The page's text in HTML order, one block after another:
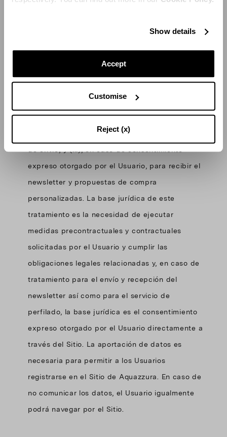
Show details
Accept
Customise
Reject (x)
solicitudes del Usuario.
Los datos comunicados por los Usuarios
rellenando el formulario en la sección "Crea Tu
Cuenta" del Sitio serán tratados para: (i)
permitir al Usuario acceder a su área privada;
(ii) efectuar compras de Productos sin tener
que ingresar cada vez los datos de contacto y
expreso otorgado por el Usuario, para recibir el
newsletter y propuestas de compra
personalizadas. La base jurídica de este
tratamiento es la necesidad de ejecutar
medidas precontractuales y contractuales
solicitadas por el Usuario y cumplir las
obligaciones legales relacionadas y, en caso de
tratamiento para el envío y recepción del
newsletter así como para el servicio de
perfilado, la base jurídica es el consentimiento
expreso otorgado por el Usuario directamente a
través del Sitio. La aportación de datos es
necesaria para permitir a los Usuarios
registrarse en el Sitio de Aquazzura. En caso de
no comunicar los datos, el Usuario igualmente
podrá navegar por el Sitio.